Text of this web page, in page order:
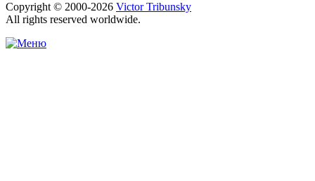
Copyright © 2000-2026 Victor Tribunsky
All rights reserved worldwide.